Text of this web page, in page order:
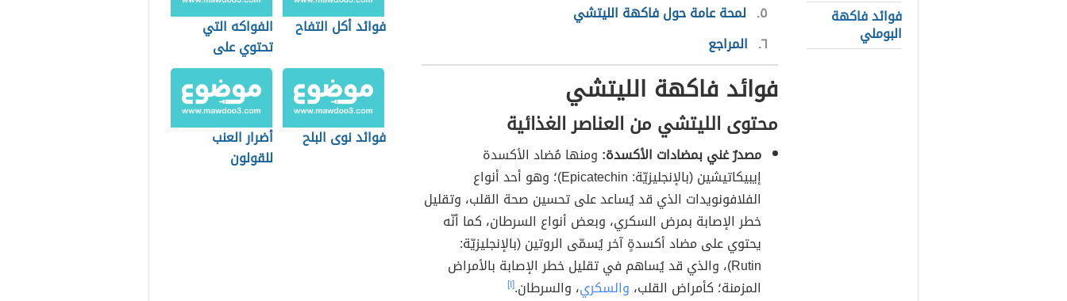
فوائد فاكهة
البوملي
٥ لمحة عامة حول فاكهة الليتشي
٦ المراجع
فوائد فاكهة الليتشي
محتوى الليتشي من العناصر الغذائية
مصدرٌ غني بمضادات الأكسدة: ومنها مُضاد الأكسدة
إيبيكاتيشين (بالإنجليزيّة: Epicatechin)؛ وهو أحد أنواع
الفلافونويدات الذي قد يُساعد على تحسين صحة القلب، وتقليل
خطر الإصابة بمرض السكري، وبعض أنواع السرطان، كما أنّه
يحتوي على مضاد أكسدةٍ آخر يُسمّى الروتين (بالإنجليزيّة:
Rutin)، والذي قد يُساهم في تقليل خطر الإصابة بالأمراض
المزمنة؛ كأمراض القلب، والسكري، والسرطان.[١]
فوائد أكل التفاح
الفواكه التي
تحتوي على
البوتاسيوم
فوائد نوى البلح
أضرار العنب
للقولون